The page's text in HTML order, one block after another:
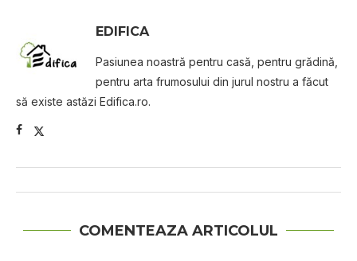
EDIFICA
Pasiunea noastră pentru casă, pentru grădină,
pentru arta frumosului din jurul nostru a făcut
să existe astăzi Edifica.ro.
COMENTEAZA ARTICOLUL